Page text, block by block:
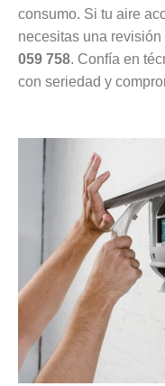
consumo. Si tu aire
necesitas una revisión
059 758. Confía en
con seriedad y